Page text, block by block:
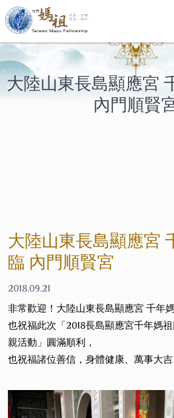
大陸山東長島顯應宮
內門順賢
大陸山東長島顯應宮
臨 內門順賢宮
2018.09.21
非常歡迎！大陸山東長島顯應宮 千年
也祝福此次「2018長島顯應宮千年媽
親活動」圓滿順利，
也祝福諸位善信，身體健康、萬事大吉